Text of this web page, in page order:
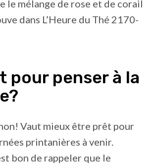
le mélange de rose et de corail
dans L’Heure du Thé 2170-
pour penser à la
Vaut mieux être prêt pour
printanières à venir.
bon de rappeler que le